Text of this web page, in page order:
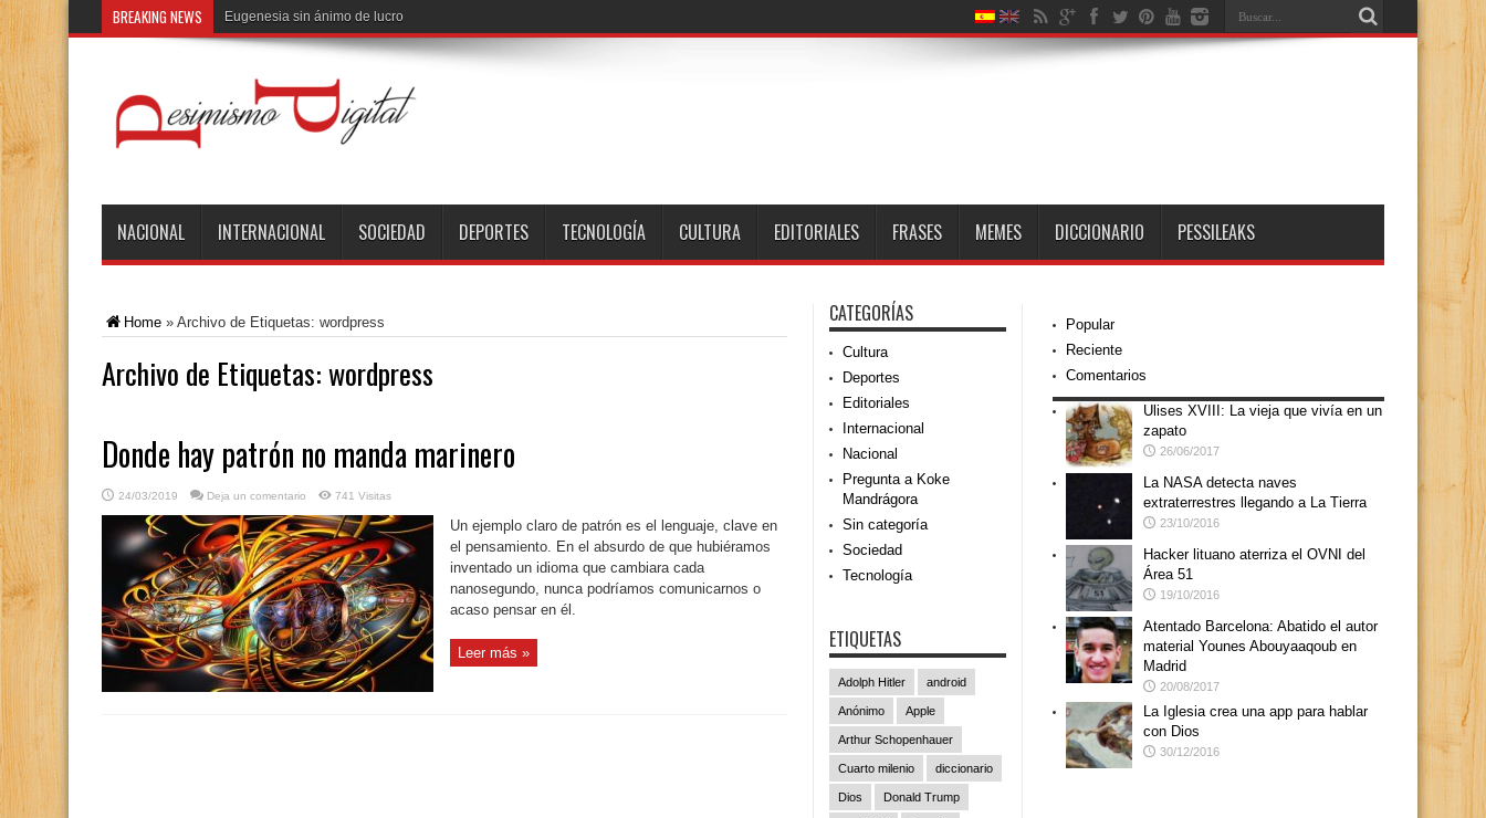
BREAKING NEWS El demo
NACIONAL INTERNACIONAL SOCIEDAD DEPORTES TECNOLOGÍA CULTURA EDITORIALES FRASES MEMES DICCIONARIO PESSILEAKS
Home » Archivo de Etiquetas: wordpress
Archivo de Etiquetas:wordpress
Donde hay patrón no manda marinero
24/03/2019 Deja un comentario 741 Visitas
Un ejemplo claro de patrón es el lenguaje, clave en
el pensamiento. En el absurdo de que hubiéramos
inventado un idioma que cambiara cada
nanosegundo, nunca podríamos comunicarnos o
acaso pensar en él.
Leer más »
CATEGORÍAS
Cultura
Deportes
Editoriales
Internacional
Nacional
Pregunta a Koke
Mandrágora
Sin categoría
Sociedad
Tecnología
ETIQUETAS
Adolph Hitler android
Anónimo Apple
Arthur Schopenhauer
Cuarto milenio diccionario
Dios Donald Trump
Popular
Reciente
Comentarios
Ulises XVIII: La vieja que vivía en un
zapato
26/06/2017
La NASA detecta naves
extraterrestres llegando a La Tierra
23/10/2016
Hacker lituano aterriza el OVNI del
Área 51
19/10/2016
Atentado Barcelona: Abatido el autor
material Younes Abouyaaqoub en
Madrid
20/08/2017
La Iglesia crea una app para hablar
con Dios
30/12/2016